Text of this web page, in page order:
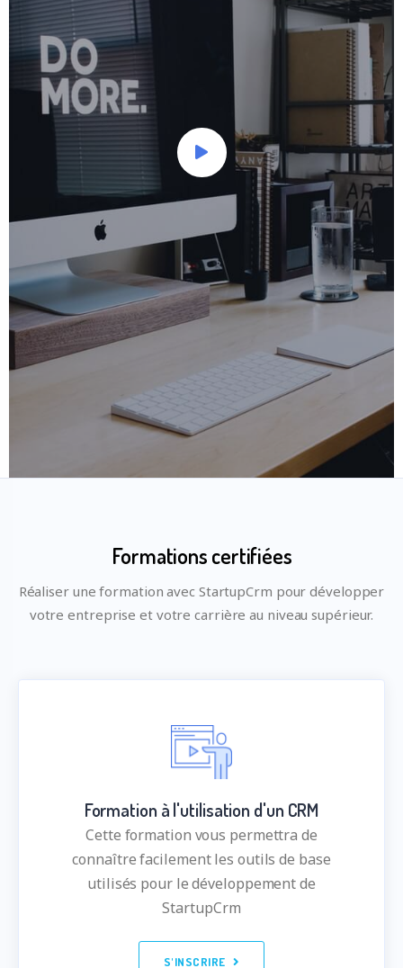
Formations certifiées
Réaliser une formation avec StartupCrm pour développer
votre entreprise et votre carrière au niveau supérieur.
Formation à l'utilisation d'un CRM
Cette formation vous permettra de
connaître facilement les outils de base
utilisés pour le développement de
StartupCrm
S'INSCRIRE